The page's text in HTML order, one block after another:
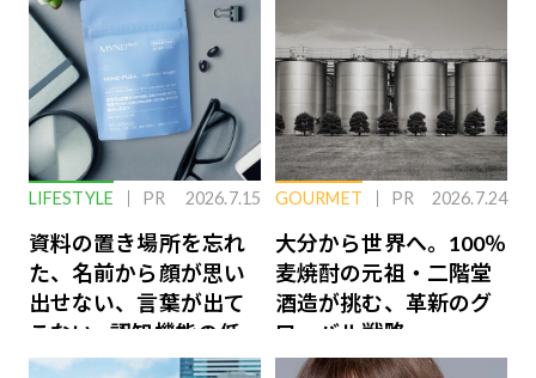
LIFESTYLE PR 2026.7.15
資料の置き場所を忘れ
た、名前から顔が思い
出せない、言葉が出て
こない…認知機能の低
下を救う、脳のインナ
GOURMET PR 2026.7.24
大分から世界へ。100％
麦焼酎の元祖・二階堂
酒造が挑む、革新のグ
ローバル戦略